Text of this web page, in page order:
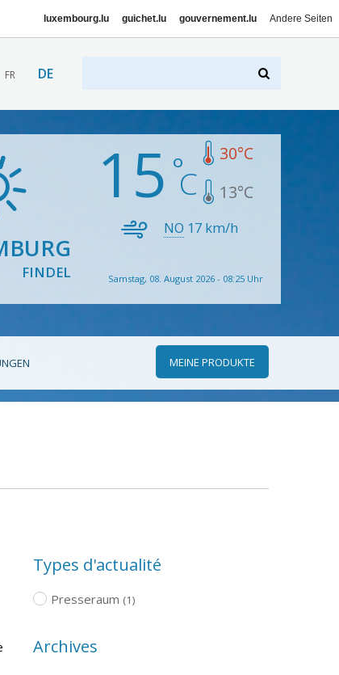
luxembourg.lu guichet.lu gouvernement.lu Andere Seiten
FR DE
FINDEL
15 30°C
13°C
NO 17 km/h
Samstag, 08. August 2026 - 08:25 Uhr
MEINE PRODUKTE
Types d'actualité
Presseraum (1)
Archives